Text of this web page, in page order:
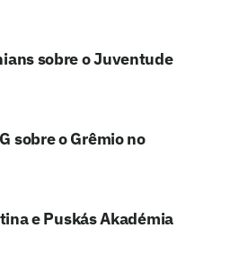
sobre o Juventude
sobre o Grêmio no
e Puskás Akadémia